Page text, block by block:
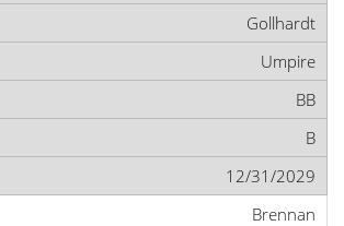
Gollhardt
Umpire
BB
B
12/31/2029
Brennan